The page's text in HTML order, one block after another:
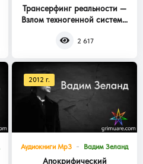
Трансерфинг реальности —
Взлом техногенной системы
2 617
2012 г.
Аудиокниги Mp3 Вадим Зеланд
Апокрифический